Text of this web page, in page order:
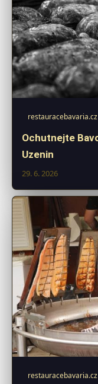
restauracebavaria.cz
Ochutnejte
Uzenin
29. 6. 2026
restauracebavaria.cz